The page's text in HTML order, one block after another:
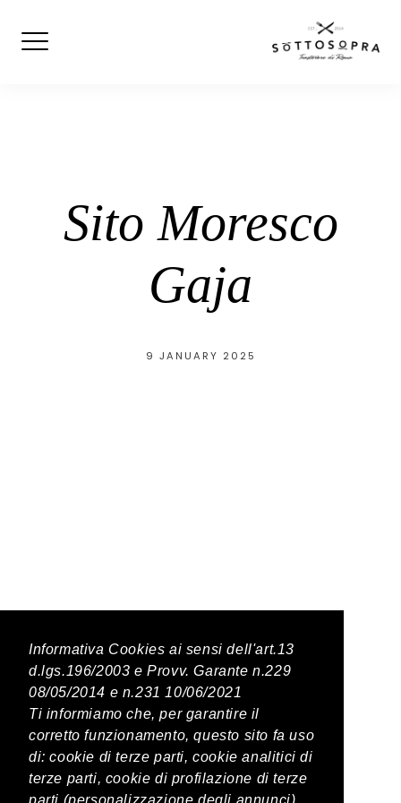
Informativa Cookies ai sensi dell'art.13
d.lgs.196/2003 e Provv. Garante n.229
08/05/2014 e n.231 10/06/2021
Ti informiamo che, per garantire il
corretto funzionamento, questo sito fa uso
di: cookie di terze parti, cookie analitici di
terze parti, cookie di profilazione di terze
parti (personalizzazione degli annunci)
Sito Moresco
Gaja
9 JANUARY 2025
PREVIOUS POST
Habemus San Giovenale Lazio